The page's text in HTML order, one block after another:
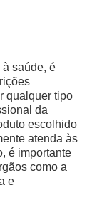
saúde, é
qualquer tipo
da
escolhido
atenda às
é importante
como a
e